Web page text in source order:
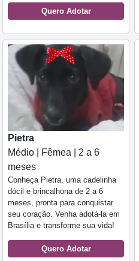
Quero Adotar
Pietra
Médio | Fêmea | 2 a 6
meses
Conheça Pietra, uma cadelinha
dócil e brincalhona de 2 a 6
meses, pronta para conquistar
seu coração. Venha adotá-la em
Brasília e transforme sua vida!
Quero Adotar